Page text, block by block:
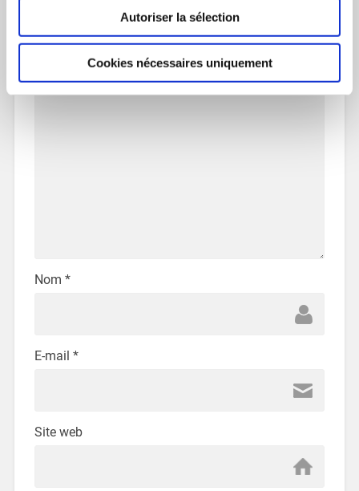
Autoriser la sélection
Cookies nécessaires uniquement
obligatoires sont indiqués avec *
Commentaire*
Nom *
E-mail *
Site web